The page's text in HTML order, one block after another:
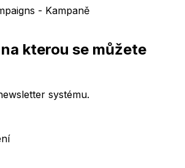
- Kampaně
kterou se můžete
systému.